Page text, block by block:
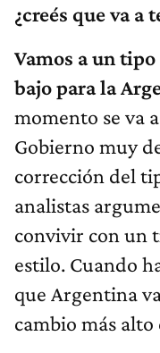
¿creés que va a
Vamos a un
bajo para la
momento se va
Gobierno muy
corrección del
analistas
convivir con un
estilo. Cuando
que Argentina
cambio más